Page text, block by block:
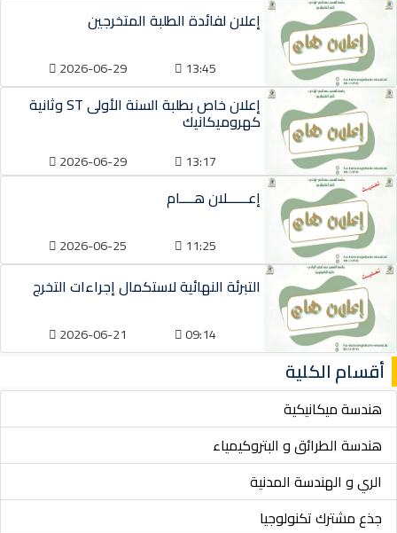
إعلان لفائدة الطلبة المتخرجين
13:45
2026-06-29
إعلان خاص بطلبة السنة الأولى ST وثانية
كهروميكانيك
13:17
2026-06-29
إعــــــلان هــــام
11:25
2026-06-25
التبرئة النهائية لاستكمال إجراءات التخرج
09:14
2026-06-21
أقسام الكلية
هندسة ميكانيكية
هندسة الطرائق و البتروكيمياء
الري و الهندسة المدنية
جذع مشترك تكنولوجيا